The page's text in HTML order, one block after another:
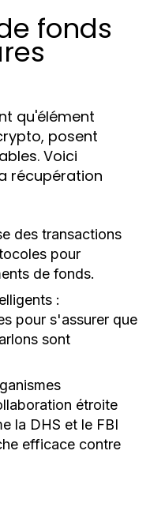
fonds
qu'élément
posent
Voici
récupération
des transactions
pour
de fonds.
:
pour s'assurer que
sont
étroite
la DHS et le FBI
efficace contre